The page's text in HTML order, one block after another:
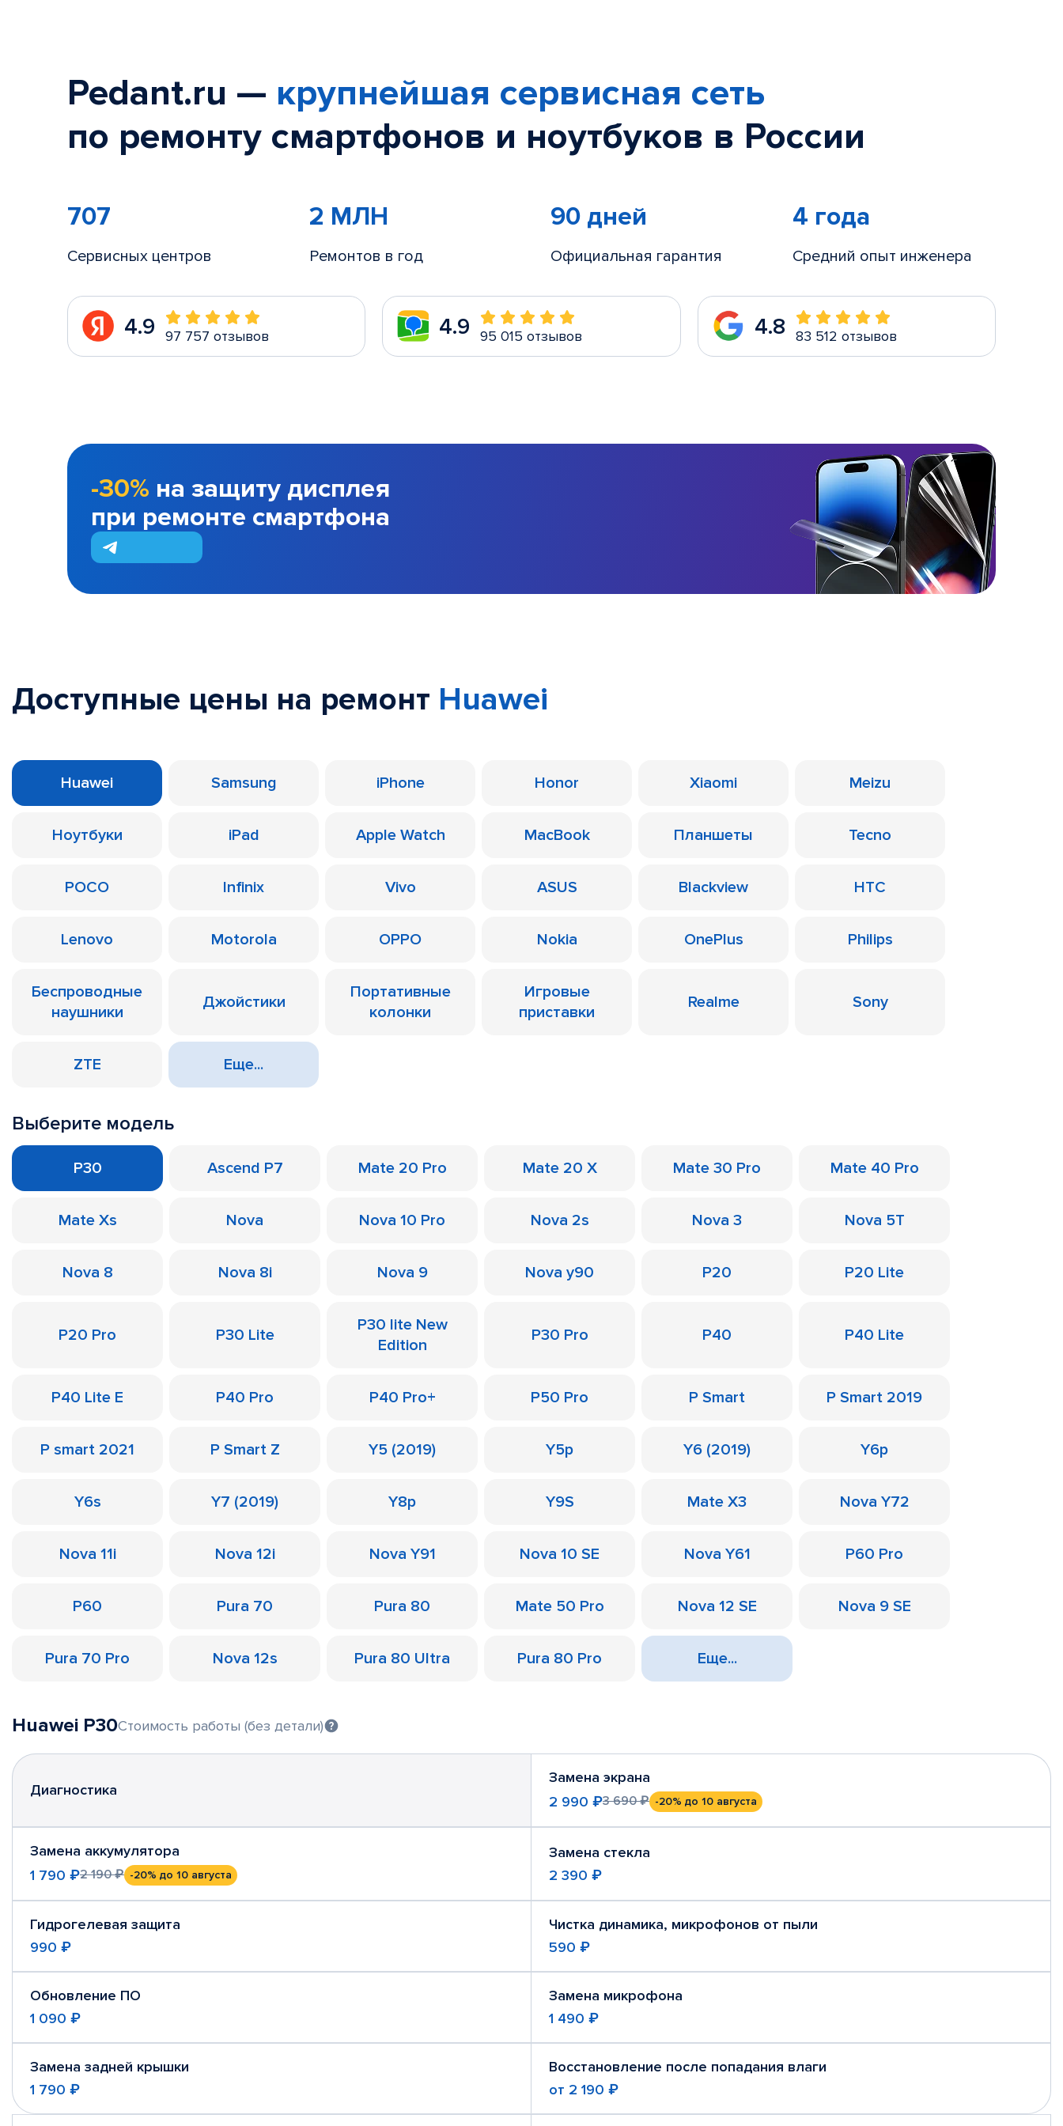
Pedant.ru — крупнейшая сервисная сеть
по ремонту смартфонов и ноутбуков в России
707
Сервисных центров
2 МЛН
Ремонтов в год
90 дней
Официальная гарантия
4 года
Средний опыт инженера
4.9 97 757 отзывов 4.9 95 015 отзывов 4.8 83 512 отзывов
-30% на защиту дисплея
при ремонте смартфона
Доступные цены на ремонт Huawei
Huawei Samsung iPhone Honor Xiaomi Meizu
Ноутбуки iPad Apple Watch MacBook Планшеты Tecno
POCO Infinix Vivo ASUS Blackview HTC
Lenovo Motorola OPPO Nokia OnePlus Philips
Беспроводные
наушники
Джойстики
Портативные
колонки
Игровые
приставки
Realme Sony
ZTE Еще...
Выберите модель
P30 Ascend P7 Mate 20 Pro Mate 20 X Mate 30 Pro Mate 40 Pro
Mate Xs Nova Nova 10 Pro Nova 2s Nova 3 Nova 5T
Nova 8 Nova 8i Nova 9 Nova y90 P20 P20 Lite
P20 Pro P30 Lite
P30 lite New
Edition
P30 Pro P40 P40 Lite
P40 Lite E P40 Pro P40 Pro+ P50 Pro P Smart P Smart 2019
P smart 2021 P Smart Z Y5 (2019) Y5p Y6 (2019) Y6p
Y6s Y7 (2019) Y8p Y9S Mate X3 Nova Y72
Nova 11i Nova 12i Nova Y91 Nova 10 SE Nova Y61 P60 Pro
P60 Pura 70 Pura 80 Mate 50 Pro Nova 12 SE Nova 9 SE
Pura 70 Pro Nova 12s Pura 80 Ultra Pura 80 Pro Еще...
Huawei P30Стоимость работы (без детали)
Диагностика
Замена экрана
2 990 ₽3 690 ₽ -20% до 10 августа
Замена аккумулятора
1 790 ₽2 190 ₽ -20% до 10 августа
Замена стекла
2 390 ₽
Гидрогелевая защита
990 ₽
Чистка динамика, микрофонов от пыли
590 ₽
Обновление ПО
1 090 ₽
Замена микрофона
1 490 ₽
Замена задней крышки
1 790 ₽
Восстановление после попадания влаги
от 2 190 ₽